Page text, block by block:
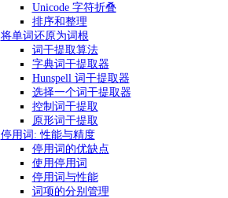
Unicode 字符折叠
排序和整理
将单词还原为词根
词干提取算法
字典词干提取器
Hunspell 词干提取器
选择一个词干提取器
控制词干提取
原形词干提取
停用词: 性能与精度
停用词的优缺点
使用停用词
停用词与性能
词项的分别管理